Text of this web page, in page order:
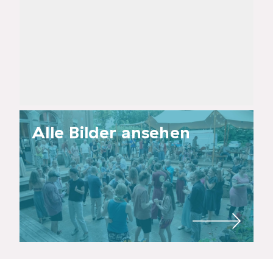
Alle Bilder ansehen